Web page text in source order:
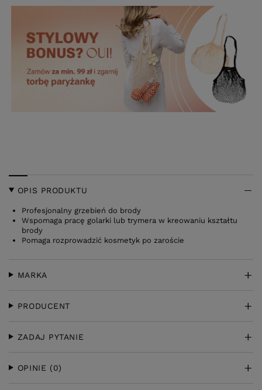
OPIS PRODUKTU
Profesjonalny grzebień do brody
Wspomaga pracę golarki lub trymera w kreowaniu kształtu
brody
Pomaga rozprowadzić kosmetyk po zaroście
MARKA
PRODUCENT
ZADAJ PYTANIE
OPINIE (0)